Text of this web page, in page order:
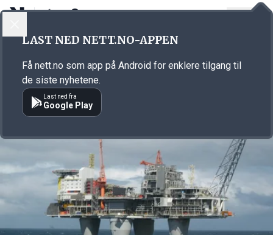
Annonsørinnhold
LAST NED NETT.NO-APPEN
Få nett.no som app på Android for enklere tilgang til
de siste nyhetene.
Last ned fra
Google Play